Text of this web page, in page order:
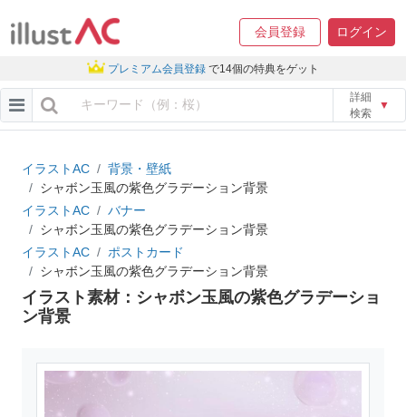
会員登録 ログイン
プレミアム会員登録 で14個の特典をゲット
詳細
検索
▼
イラストAC
背景・壁紙
シャボン玉風の紫色グラデーション背景
イラストAC
バナー
シャボン玉風の紫色グラデーション背景
イラストAC
ポストカード
シャボン玉風の紫色グラデーション背景
イラスト素材：シャボン玉風の紫色グラデーショ
ン背景